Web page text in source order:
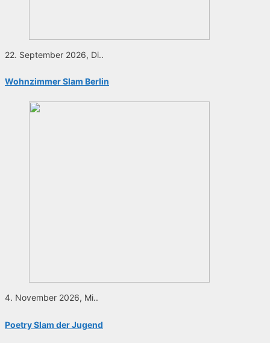
22. September 2026, Di..
Wohnzimmer Slam Berlin
4. November 2026, Mi..
Poetry Slam der Jugend